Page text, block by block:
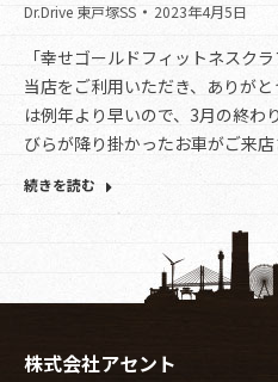
Dr.Drive 東戸塚SS 2023年4月5日
「幸せゴールドフィットネスク
当店をご利用いただき、ありが
は例年より早いので、3月の終わ
びらが降り掛かったお車がご来
続きを読む
株式会社アセント